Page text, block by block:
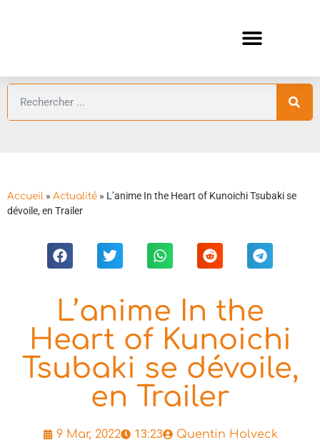
Accueil » Actualité » L’anime In the Heart of Kunoichi Tsubaki se
dévoile, en Trailer
L’anime In the
Heart of Kunoichi
Tsubaki se dévoile,
en Trailer
9 Mar, 2022 13:23 Quentin Holveck